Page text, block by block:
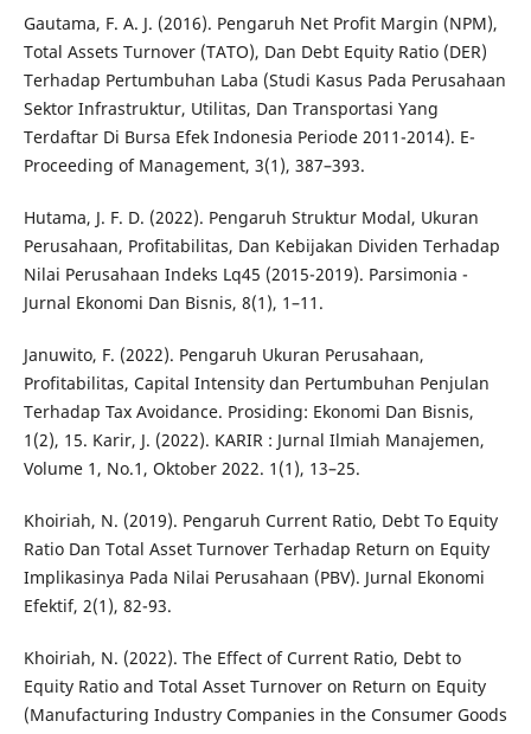
Gautama, F. A. J. (2016). Pengaruh Net Profit Margin (NPM),
Total Assets Turnover (TATO), Dan Debt Equity Ratio (DER)
Terhadap Pertumbuhan Laba (Studi Kasus Pada Perusahaan
Sektor Infrastruktur, Utilitas, Dan Transportasi Yang
Terdaftar Di Bursa Efek Indonesia Periode 2011-2014). E-
Proceeding of Management, 3(1), 387–393.
Hutama, J. F. D. (2022). Pengaruh Struktur Modal, Ukuran
Perusahaan, Profitabilitas, Dan Kebijakan Dividen Terhadap
Nilai Perusahaan Indeks Lq45 (2015-2019). Parsimonia -
Jurnal Ekonomi Dan Bisnis, 8(1), 1–11.
Januwito, F. (2022). Pengaruh Ukuran Perusahaan,
Profitabilitas, Capital Intensity dan Pertumbuhan Penjulan
Terhadap Tax Avoidance. Prosiding: Ekonomi Dan Bisnis,
1(2), 15. Karir, J. (2022). KARIR : Jurnal Ilmiah Manajemen,
Volume 1, No.1, Oktober 2022. 1(1), 13–25.
Khoiriah, N. (2019). Pengaruh Current Ratio, Debt To Equity
Ratio Dan Total Asset Turnover Terhadap Return on Equity
Implikasinya Pada Nilai Perusahaan (PBV). Jurnal Ekonomi
Efektif, 2(1), 82-93.
Khoiriah, N. (2022). The Effect of Current Ratio, Debt to
Equity Ratio and Total Asset Turnover on Return on Equity
(Manufacturing Industry Companies in the Consumer Goods